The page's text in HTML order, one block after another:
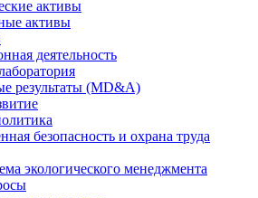
активы
активы
деятельность
результаты (MD&A)
безопасность и охрана труда
экологического менеджмента